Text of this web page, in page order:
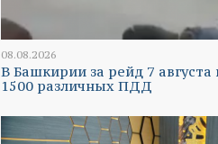
08.08.2026
В Башкирии за рейд 7
1500 различных ПДД